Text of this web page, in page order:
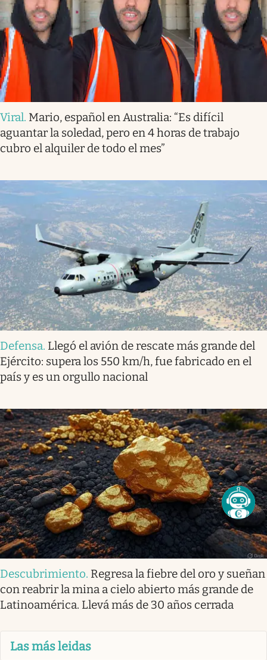
Viral. Mario, español en Australia: “Es difícil
aguantar la soledad, pero en 4 horas de trabajo
cubro el alquiler de todo el mes”
Defensa. Llegó el avión de rescate más grande del
Ejército: supera los 550 km/h, fue fabricado en el
país y es un orgullo nacional
Descubrimiento. Regresa la fiebre del oro y sueñan
con reabrir la mina a cielo abierto más grande de
Latinoamérica. Llevá más de 30 años cerrada
Las más leidas